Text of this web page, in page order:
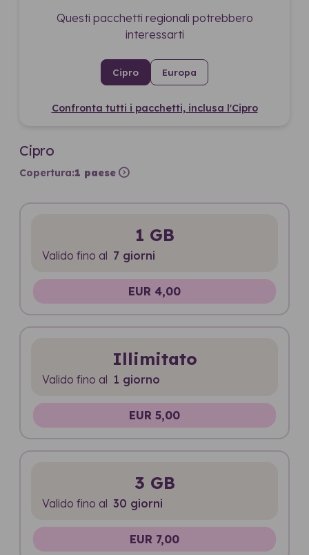
Questi pacchetti regionali potrebbero
interessarti
Cipro Europa
Confronta tutti i pacchetti, inclusa l'Cipro
Cipro
Copertura:1 paese expand_circle_right
1 GB
Valido fino al 7 giorni
EUR 4,00
Illimitato
Valido fino al 1 giorno
EUR 5,00
3 GB
Valido fino al 30 giorni
EUR 7,00